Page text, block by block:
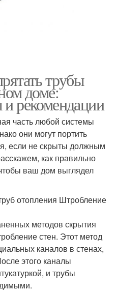
трубы
доме:
рекомендации
часть любой системы
они могут портить
если не скрыты должным
как правильно
ваш дом выглядел
отопления Штробление
методов скрытия
стен. Этот метод
каналов в стенах,
этого каналы
и трубы